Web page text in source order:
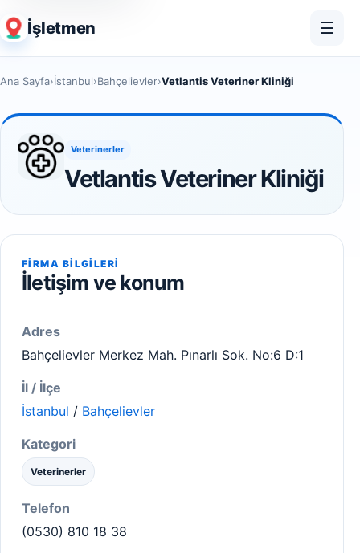
İşletmen ☰
Ana Sayfa›İstanbul›Bahçelievler›Vetlantis Veteriner Kliniği
Veterinerler
Vetlantis Veteriner Kliniği
FIRMA BILGILERI
İletişim ve konum
Adres
Bahçelievler Merkez Mah. Pınarlı Sok. No:6 D:1
İl / İlçe
İstanbul / Bahçelievler
Kategori
Veterinerler
Telefon
(0530) 810 18 38